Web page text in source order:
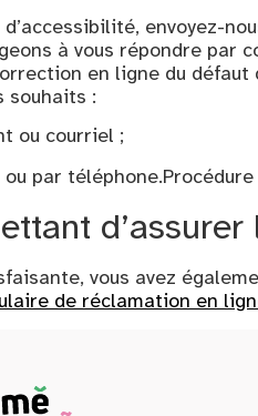
envoyez-
à vous répondre par
en ligne du
souhaits :
ou courriel ;
ou par
vous avez
de réclamation en